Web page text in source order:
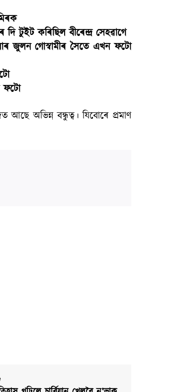
টুইট কৰিছিল বীৰেন্দ্ৰ সেহৱাগে
জুলন গোস্বামীৰ সৈতে এখন ফটো
ফটো
অভিন্ন বন্ধুত্ব। যিবোৰে প্ৰমাণ